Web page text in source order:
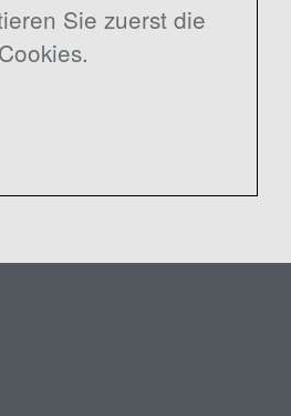
Sie zuerst die
Cookies.